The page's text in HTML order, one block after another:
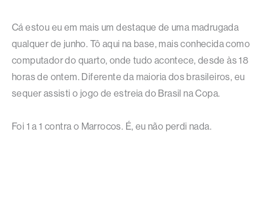
Cá estou eu em mais um destaque de uma madrugada
qualquer de junho. Tô aqui na base, mais conhecida como
computador do quarto, onde tudo acontece, desde às 18
horas de ontem. Diferente da maioria dos brasileiros, eu
sequer assisti o jogo de estreia do Brasil na Copa.
Foi 1 a 1 contra o Marrocos. É, eu não perdi nada.